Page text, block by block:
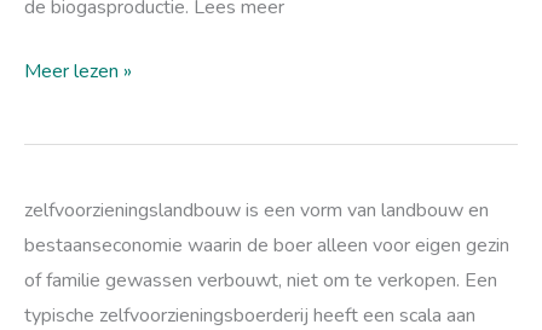
de biogasproductie. Lees meer
Meer lezen »
zelfvoorzieningslandbouw is een vorm van landbouw en
bestaanseconomie waarin de boer alleen voor eigen gezin
of familie gewassen verbouwt, niet om te verkopen. Een
typische zelfvoorzieningsboerderij heeft een scala aan
zelfvoorzieningslandbouw